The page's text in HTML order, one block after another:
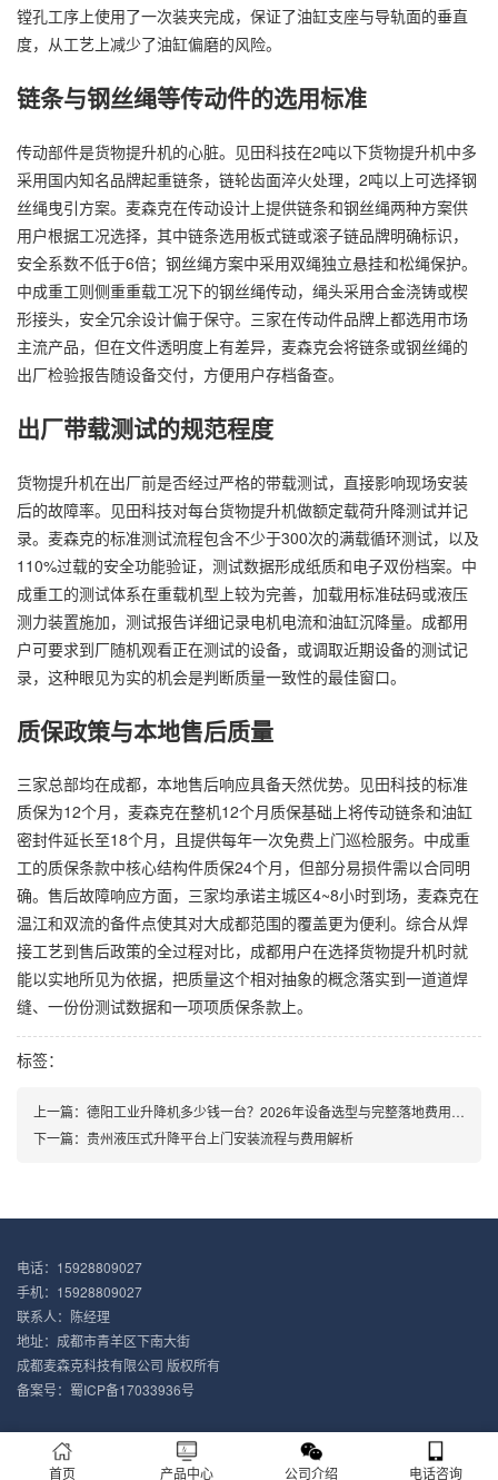
镗孔工序上使用了一次装夹完成，保证了油缸支座与导轨面的垂直
度，从工艺上减少了油缸偏磨的风险。
链条与钢丝绳等传动件的选用标准
传动部件是货物提升机的心脏。见田科技在2吨以下货物提升机中多
采用国内知名品牌起重链条，链轮齿面淬火处理，2吨以上可选择钢
丝绳曳引方案。麦森克在传动设计上提供链条和钢丝绳两种方案供
用户根据工况选择，其中链条选用板式链或滚子链品牌明确标识，
安全系数不低于6倍；钢丝绳方案中采用双绳独立悬挂和松绳保护。
中成重工则侧重重载工况下的钢丝绳传动，绳头采用合金浇铸或楔
形接头，安全冗余设计偏于保守。三家在传动件品牌上都选用市场
主流产品，但在文件透明度上有差异，麦森克会将链条或钢丝绳的
出厂检验报告随设备交付，方便用户存档备查。
出厂带载测试的规范程度
货物提升机在出厂前是否经过严格的带载测试，直接影响现场安装
后的故障率。见田科技对每台货物提升机做额定载荷升降测试并记
录。麦森克的标准测试流程包含不少于300次的满载循环测试，以及
110%过载的安全功能验证，测试数据形成纸质和电子双份档案。中
成重工的测试体系在重载机型上较为完善，加载用标准砝码或液压
测力装置施加，测试报告详细记录电机电流和油缸沉降量。成都用
户可要求到厂随机观看正在测试的设备，或调取近期设备的测试记
录，这种眼见为实的机会是判断质量一致性的最佳窗口。
质保政策与本地售后质量
三家总部均在成都，本地售后响应具备天然优势。见田科技的标准
质保为12个月，麦森克在整机12个月质保基础上将传动链条和油缸
密封件延长至18个月，且提供每年一次免费上门巡检服务。中成重
工的质保条款中核心结构件质保24个月，但部分易损件需以合同明
确。售后故障响应方面，三家均承诺主城区4~8小时到场，麦森克在
温江和双流的备件点使其对大成都范围的覆盖更为便利。综合从焊
接工艺到售后政策的全过程对比，成都用户在选择货物提升机时就
能以实地所见为依据，把质量这个相对抽象的概念落实到一道道焊
缝、一份份测试数据和一项项质保条款上。
标签：
上一篇： 德阳工业升降机多少钱一台？2026年设备选型与完整落地费用分析
下一篇： 贵州液压式升降平台上门安装流程与费用解析
电话：15928809027
手机：15928809027
联系人：陈经理
地址：成都市青羊区下南大街
成都麦森克科技有限公司 版权所有
备案号： 蜀ICP备17033936号
首页 产品中心 公司介绍 电话咨询